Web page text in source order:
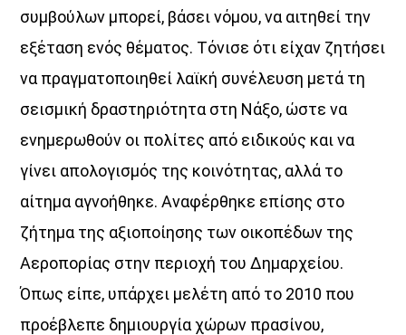
Night Love
συμβούλων μπορεί, βάσει νόμου, να αιτηθεί την
εξέταση ενός θέματος. Τόνισε ότι είχαν ζητήσει
να πραγματοποιηθεί λαϊκή συνέλευση μετά τη
σεισμική δραστηριότητα στη Νάξο, ώστε να
ενημερωθούν οι πολίτες από ειδικούς και να
γίνει απολογισμός της κοινότητας, αλλά το
αίτημα αγνοήθηκε. Αναφέρθηκε επίσης στο
ζήτημα της αξιοποίησης των οικοπέδων της
Αεροπορίας στην περιοχή του Δημαρχείου.
Όπως είπε, υπάρχει μελέτη από το 2010 που
προέβλεπε δημιουργία χώρων πρασίνου,